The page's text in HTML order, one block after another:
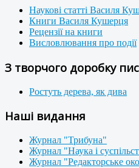
Наукові статті Василя
Книги Василя Кушерця
Рецензії на книги
Висловлювання про події
З творчого доробку
Ростуть дерева, як дива
Наші видання
Журнал "Трибуна"
Журнал "Наука і
Журнал "Редакторське